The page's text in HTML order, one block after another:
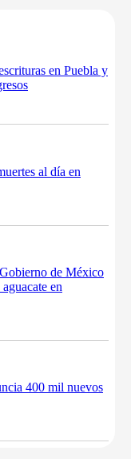
en Puebla y
al día en
de México
en
400 mil nuevos